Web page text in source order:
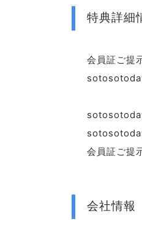
特典詳細
会員証ご提
会員証ご提
会社情報